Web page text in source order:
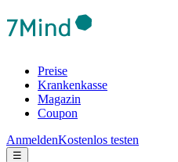
Preise
Krankenkasse
Magazin
Coupon
AnmeldenKostenlos testen
☰